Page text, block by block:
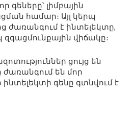
գեները՝ լիմբային
համար։ Այլ կերպ
ժառանգում է ինտելեկտը,
վիճակը։
ցույց են
ժառանգում են մոր
գենը գտնվում է